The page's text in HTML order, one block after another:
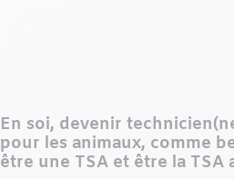
En soi, devenir
pour les animaux, comme
être une TSA et être la